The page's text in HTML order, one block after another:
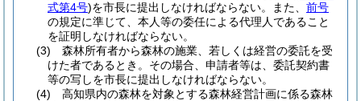
式第4号)を市長に提出しなければならない。 また、 前号
の規定に準じて、本人等の委任による代理人であること
を証明しなければならない。
(3)
森林所有者から森林の施業、若しくは経営の委託を受
けた者であるとき。 その場合、申請者等は、委託契約書
等の写しを市長に提出しなければならない。
(4)
高知県内の森林を対象とする森林経営計画に係る森林